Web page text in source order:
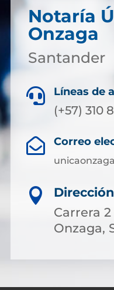
Notaría
Onzaga
Santander
 Líneas de
(+57) 310
 Correo

Carrera 2
Onzaga,